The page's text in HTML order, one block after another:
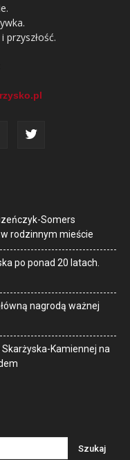
przyszłość.
Somers
rodzinnym mieście
po ponad 20 latach.
nagrodą ważnej
Kamiennej na